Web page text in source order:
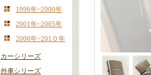
1996年~2000年
2001年~2005年
2006年~201０年
カーシリーズ
外車シリーズ